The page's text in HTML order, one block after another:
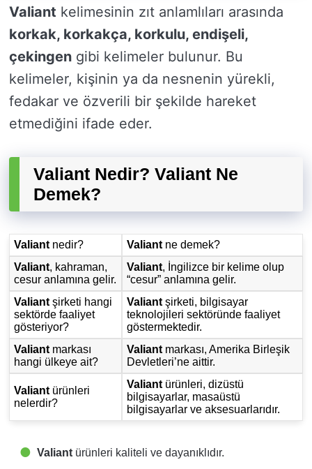
Valiant kelimesinin zıt anlamlıları arasında
korkak, korkakça, korkulu, endişeli,
çekingen gibi kelimeler bulunur. Bu
kelimeler, kişinin ya da nesnenin yürekli,
fedakar ve özverili bir şekilde hareket
etmediğini ifade eder.
Valiant Nedir? Valiant Ne
Demek?
Valiant nedir? Valiant ne demek?
Valiant, kahraman,
cesur anlamına gelir.
Valiant, İngilizce bir kelime olup
“cesur” anlamına gelir.
Valiant şirketi hangi
sektörde faaliyet
gösteriyor?
Valiant şirketi, bilgisayar
teknolojileri sektöründe faaliyet
göstermektedir.
Valiant markası
hangi ülkeye ait?
Valiant markası, Amerika Birleşik
Devletleri’ne aittir.
Valiant ürünleri
nelerdir?
Valiant ürünleri, dizüstü
bilgisayarlar, masaüstü
bilgisayarlar ve aksesuarlarıdır.
Valiant ürünleri kaliteli ve dayanıklıdır.